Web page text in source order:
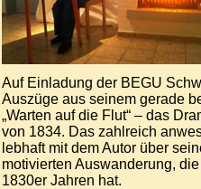
Auf Einladung der BEGU
Auszüge aus seinem gerade
„Warten auf die Flut“ – das
von 1834. Das zahlreich
lebhaft mit dem Autor über
motivierten Auswanderung,
1830er Jahren hat.